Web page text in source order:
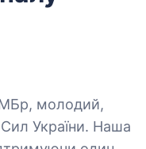
України. Наша